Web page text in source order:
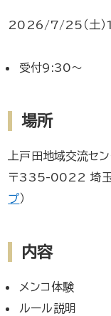
2026/7/25（土
受付9:30～
場所
上戸田地域交流セ
〒335-0022 埼玉
プ）
内容
メンコ体験
ルール説明